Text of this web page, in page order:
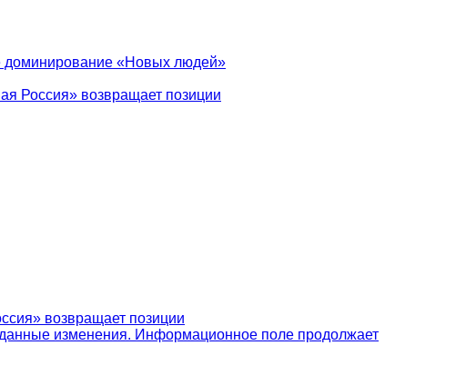
доминирование «Новых людей»
Россия» возвращает позиции
возвращает позиции
изменения. Информационное поле продолжает